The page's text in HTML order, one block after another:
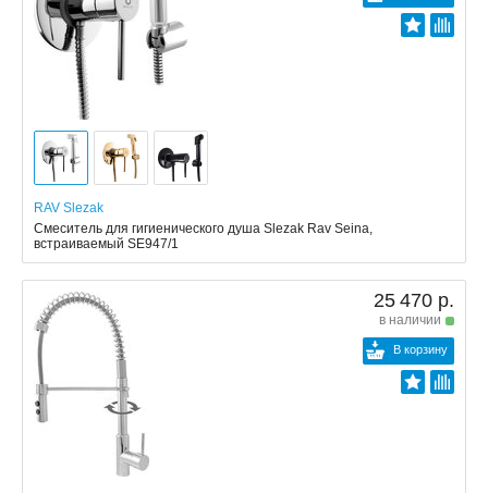
RAV Slezak
Смеситель для гигиенического душа Slezak Rav Seina,
встраиваемый SE947/1
25 470 р.
в наличии
В корзину